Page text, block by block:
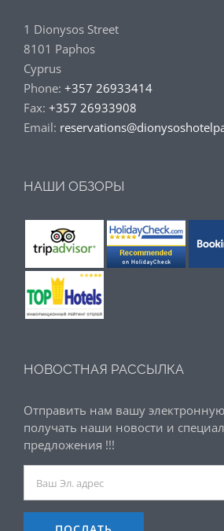
1 Dionysos Street
8101 Paphos
Cyprus
Phone: +357 26933414
Fax: +357 26933908
Email:
НАШИ ОБЗОРЫ
НОВОСТНАЯ РАССЫЛКА
Отправить нам вашу
получать наши новости и
предложения !!!